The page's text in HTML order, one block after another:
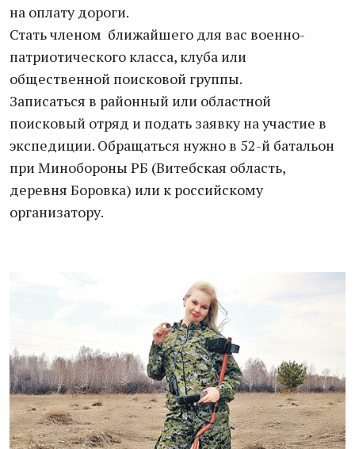
на оплату дороги.
Стать членом ближайшего для вас военно-
патриотического класса, клуба или
общественной поисковой группы.
Записаться в районный или областной
поисковый отряд и подать заявку на участие в
экспедиции. Обращаться нужно в 52-й батальон
при Минобороны РБ (Витебская область,
деревня Боровка) или к российскому
организатору.